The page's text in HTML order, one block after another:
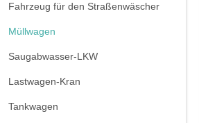
Fahrzeug für den Straßenwäscher
Müllwagen
Saugabwasser-LKW
Lastwagen-Kran
Tankwagen